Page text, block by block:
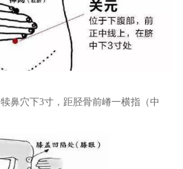
鼻穴下3寸，距胫骨前嵴一横指（中